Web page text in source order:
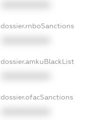
dossier.rnboSanctions
dossier.amkuBlackList
dossier.ofacSanctions